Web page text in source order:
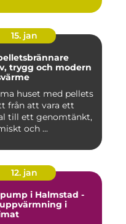
15. jan
trygg och modern
huset med pellets
från att vara ett
till ett genomtänkt,
och ...
12. jan
i Halmstad -
i